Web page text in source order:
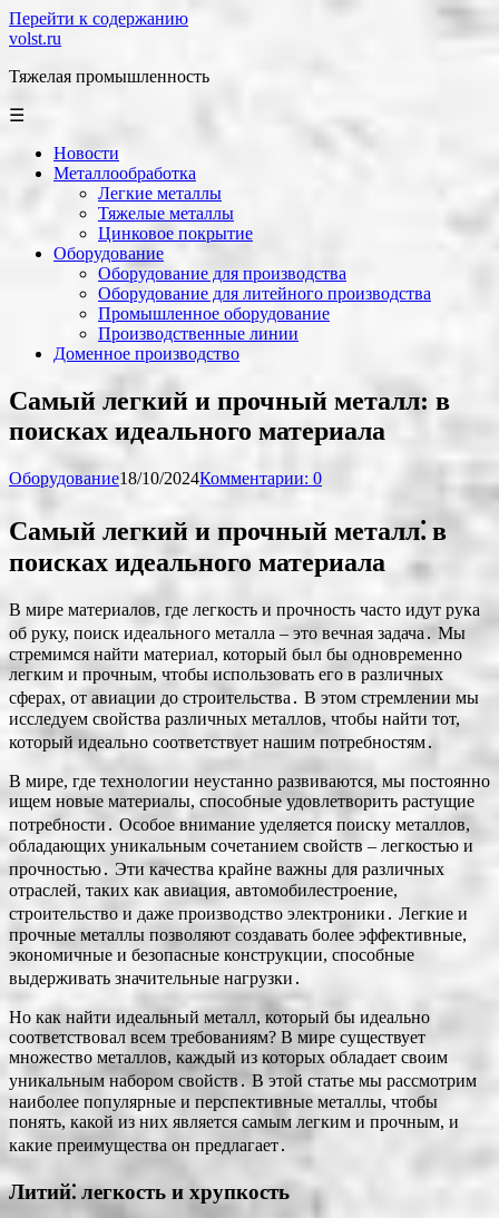
Перейти к содержанию
volst.ru
Тяжелая промышленность
☰
Новости
Металлообработка
Легкие металлы
Тяжелые металлы
Цинковое покрытие
Оборудование
Оборудование для производства
Оборудование для литейного производства
Промышленное оборудование
Производственные линии
Доменное производство
Самый легкий и прочный металл: в
поисках идеального материала
Оборудование18/10/2024Комментарии: 0
Самый легкий и прочный металл⁚ в
поисках идеального материала
В мире материалов, где легкость и прочность часто идут рука
об руку, поиск идеального металла – это вечная задача․ Мы
стремимся найти материал, который был бы одновременно
легким и прочным, чтобы использовать его в различных
сферах, от авиации до строительства․ В этом стремлении мы
исследуем свойства различных металлов, чтобы найти тот,
который идеально соответствует нашим потребностям․
В мире, где технологии неустанно развиваются, мы постоянно
ищем новые материалы, способные удовлетворить растущие
потребности․ Особое внимание уделяется поиску металлов,
обладающих уникальным сочетанием свойств – легкостью и
прочностью․ Эти качества крайне важны для различных
отраслей, таких как авиация, автомобилестроение,
строительство и даже производство электроники․ Легкие и
прочные металлы позволяют создавать более эффективные,
экономичные и безопасные конструкции, способные
выдерживать значительные нагрузки․
Но как найти идеальный металл, который бы идеально
соответствовал всем требованиям? В мире существует
множество металлов, каждый из которых обладает своим
уникальным набором свойств․ В этой статье мы рассмотрим
наиболее популярные и перспективные металлы, чтобы
понять, какой из них является самым легким и прочным, и
какие преимущества он предлагает․
Литий⁚ легкость и хрупкость